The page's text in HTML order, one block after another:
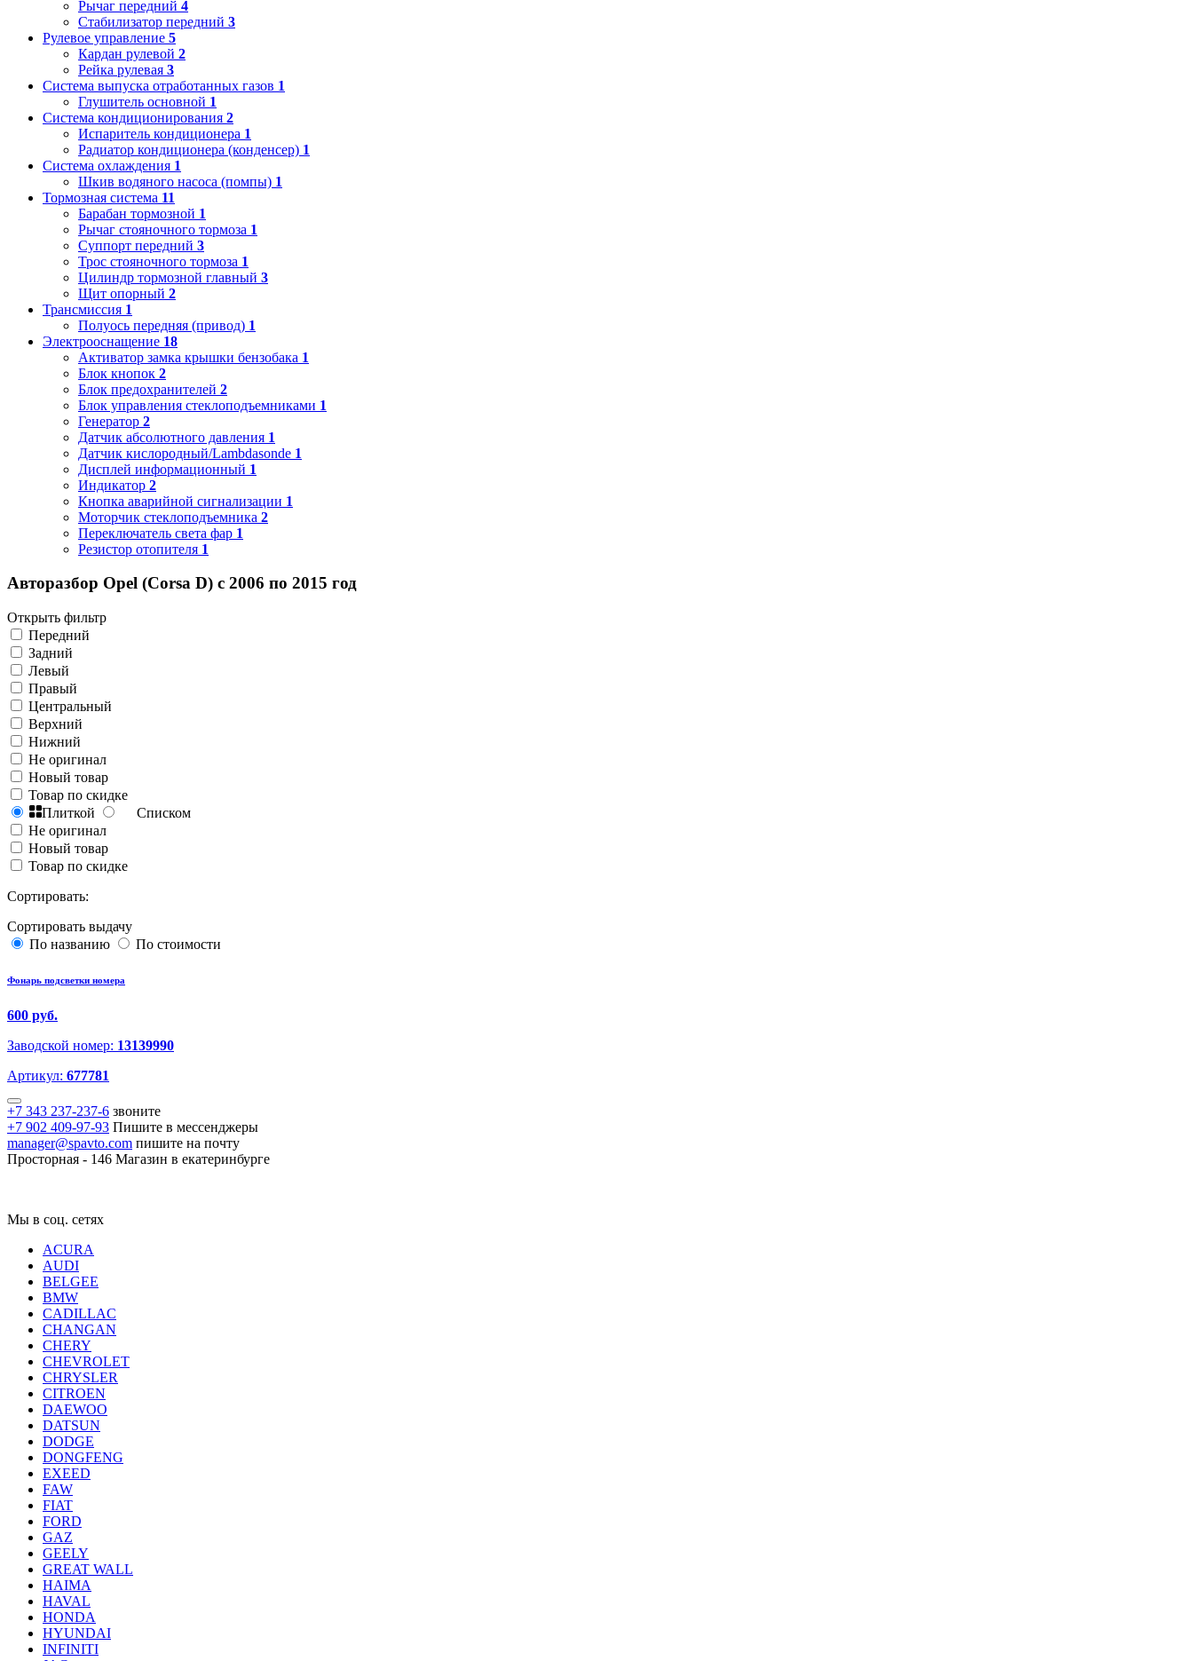
Рычаг передний 4
Стабилизатор передний 3
Рулевое управление 5
Кардан рулевой 2
Рейка рулевая 3
Система выпуска отработанных газов 1
Глушитель основной 1
Система кондиционирования 2
Испаритель кондиционера 1
Радиатор кондиционера (конденсер) 1
Система охлаждения 1
Шкив водяного насоса (помпы) 1
Тормозная система 11
Барабан тормозной 1
Рычаг стояночного тормоза 1
Суппорт передний 3
Трос стояночного тормоза 1
Цилиндр тормозной главный 3
Щит опорный 2
Трансмиссия 1
Полуось передняя (привод) 1
Электрооснащение 18
Активатор замка крышки бензобака 1
Блок кнопок 2
Блок предохранителей 2
Блок управления стеклоподъемниками 1
Генератор 2
Датчик абсолютного давления 1
Датчик кислородный/Lambdasonde 1
Дисплей информационный 1
Индикатор 2
Кнопка аварийной сигнализации 1
Моторчик стеклоподъемника 2
Переключатель света фар 1
Резистор отопителя 1
Авторазбор Opel (Corsa D) с 2006 по 2015 год
Открыть фильтр
Передний
Задний
Левый
Правый
Центральный
Верхний
Нижний
Не оригинал
Новый товар
Товар по скидке
Плиткой
Списком
Не оригинал
Новый товар
Товар по скидке
Сортировать:
Сортировать выдачу
По названию
По стоимости
Фонарь подсветки номера
600 руб.
Заводской номер: 13139990
Артикул: 677781
+7 343 237-237-6 звоните
+7 902 409-97-93 Пишите в мессенджеры
manager@spavto.com пишите на почту
Просторная - 146 Магазин в екатеринбурге
Мы в соц. сетях
ACURA
AUDI
BELGEE
BMW
CADILLAC
CHANGAN
CHERY
CHEVROLET
CHRYSLER
CITROEN
DAEWOO
DATSUN
DODGE
DONGFENG
EXEED
FAW
FIAT
FORD
GAZ
GEELY
GREAT WALL
HAIMA
HAVAL
HONDA
HYUNDAI
INFINITI